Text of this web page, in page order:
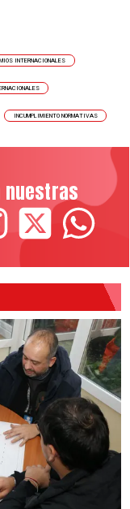
INTERNACIONALES
INCUMPLIMIENTO NORMATIVAS
nuestras